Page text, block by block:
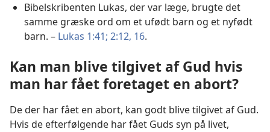
Bibelskribenten Lukas, der var læge, brugte det
samme græske ord om et ufødt barn og et nyfødt
barn. – Lukas 1:41; 2:12, 16.
Kan man blive tilgivet af Gud hvis
man har fået foretaget en abort?
De der har fået en abort, kan godt blive tilgivet af Gud.
Hvis de efterfølgende har fået Guds syn på livet,